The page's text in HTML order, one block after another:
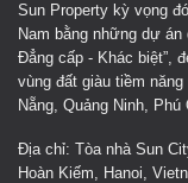
Sun Property kỳ vọng
Nam bằng những dự
Đẳng cấp - Khác biệt”,
vùng đất giàu tiềm
Nẵng, Quảng Ninh,
Địa chỉ: Tòa nhà Sun
Hoàn Kiếm, Hanoi,